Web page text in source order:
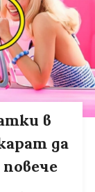
в
да